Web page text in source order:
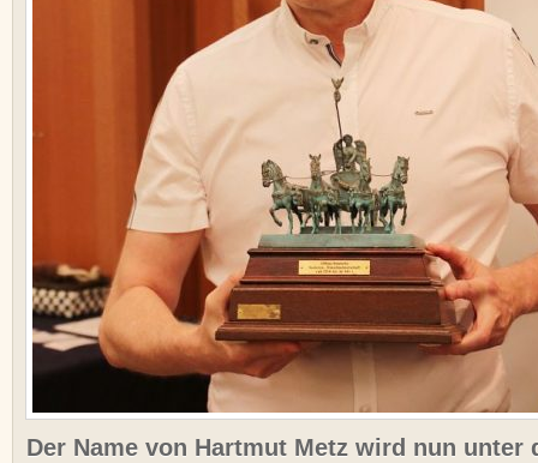
Der Name von Hartmut Metz wird nun unter